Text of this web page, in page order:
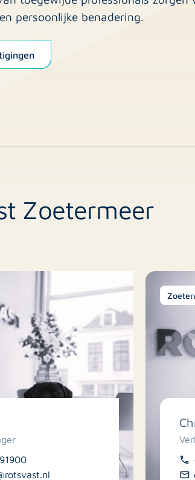
persoonlijke benadering.
Zoetermeer